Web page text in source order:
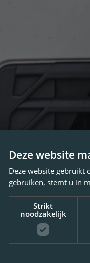
Deze website
Deze website gebruikt
gebruiken, stemt u in
Strikt
noodzakelijk